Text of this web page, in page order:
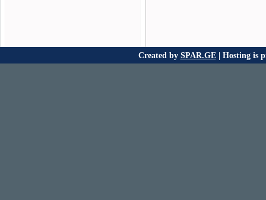
Created by SPAR.GE| Hosting is